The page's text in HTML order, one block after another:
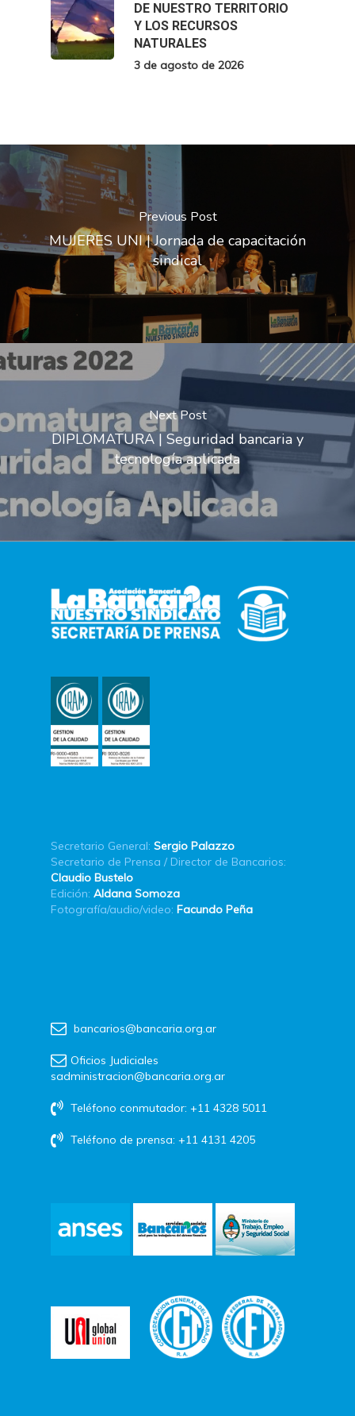
DE NUESTRO TERRITORIO
Y LOS RECURSOS
NATURALES
3 de agosto de 2026
Previous Post
MUJERES UNI | Jornada de capacitación
sindical
Next Post
DIPLOMATURA | Seguridad bancaria y
tecnología aplicada
Secretario General: Sergio Palazzo
Secretario de Prensa / Director de Bancarios:
Claudio Bustelo
Edición: Aldana Somoza
Fotografía/audio/video: Facundo Peña
bancarios@bancaria.org.ar
Oficios Judiciales
sadministracion@bancaria.org.ar
Teléfono conmutador: +11 4328 5011
Teléfono de prensa: +11 4131 4205